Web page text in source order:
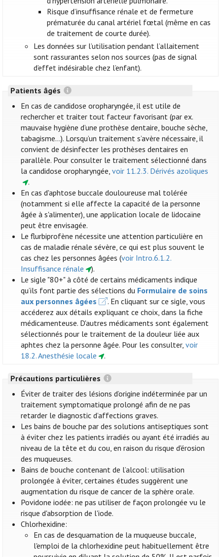
Risque d’insuffisance rénale et de fermeture
prématurée du canal artériel fœtal (même en cas
de traitement de courte durée).
Les données sur l’utilisation pendant l’allaitement
sont rassurantes selon nos sources (pas de signal
d’effet indésirable chez l’enfant).
Patients âgés
En cas de candidose oropharyngée, il est utile de
rechercher et traiter tout facteur favorisant (par ex.
mauvaise hygiène d’une prothèse dentaire, bouche sèche,
tabagisme…). Lorsqu’un traitement s’avère nécessaire, il
convient de désinfecter les prothèses dentaires en
parallèle. Pour consulter le traitement sélectionné dans
la candidose oropharyngée,voir 11.2.3. Dérivés azoliques
.
En cas d'aphtose buccale douloureuse mal tolérée
(notamment si elle affecte la capacité de la personne
âgée à s'alimenter), une application locale de lidocaïne
peut être envisagée.
Le flurbiprofène nécessite une attention particulière en
cas de maladie rénale sévère, ce qui est plus souvent le
cas chez les personnes âgées (voir Intro.6.1.2.
Insuffisance rénale
).
Le sigle "80+" à côté de certains médicaments indique
qu’ils font partie des sélections du Formulaire de soins
aux personnes âgées
. En cliquant sur ce sigle, vous
accéderez aux détails expliquant ce choix, dans la fiche
médicamenteuse. D'autres médicaments sont également
sélectionnés pour le traitement de la douleur liée aux
aphtes chez la personne âgée. Pour les consulter,voir
18.2. Anesthésie locale
.
Précautions particulières
Éviter de traiter des lésions d’origine indéterminée par un
traitement symptomatique prolongé afin de ne pas
retarder le diagnostic d’affections graves.
Les bains de bouche par des solutions antiseptiques sont
à éviter chez les patients irradiés ou ayant été irradiés au
niveau de la tête et du cou, en raison du risque d'érosion
des muqueuses.
Bains de bouche contenant de l’alcool: utilisation
prolongée à éviter, certaines études suggèrent une
augmentation du risque de cancer de la sphère orale.
Povidone iodée: ne pas utiliser de façon prolongée vu le
risque d'absorption de l'iode.
Chlorhexidine:
En cas de desquamation de la muqueuse buccale,
l'emploi de la chlorhexidine peut habituellement être